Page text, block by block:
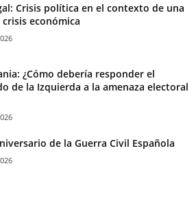
Crisis política en el contexto de una
crisis económica
¿Cómo debería responder el
de la Izquierda a la amenaza electoral
de la Guerra Civil Española